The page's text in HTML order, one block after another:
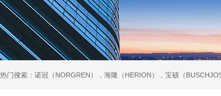
热门搜索：诺冠（NORGREN），海隆（HERION），宝硕（